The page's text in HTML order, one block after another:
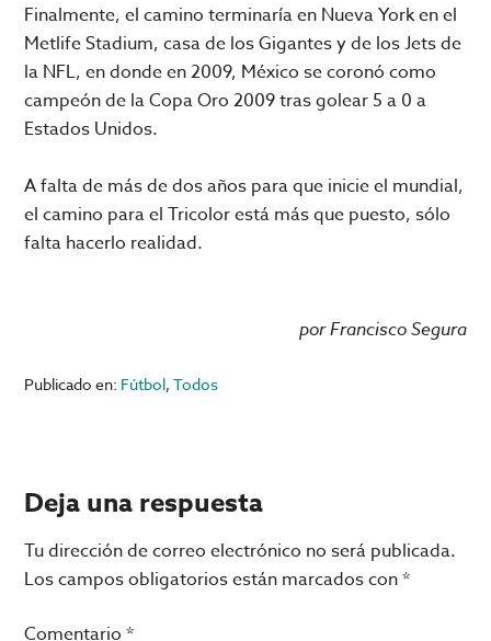
Finalmente, el camino terminaría en Nueva York en el
Metlife Stadium, casa de los Gigantes y de los Jets de
la NFL, en donde en 2009, México se coronó como
campeón de la Copa Oro 2009 tras golear 5 a 0 a
Estados Unidos.
A falta de más de dos años para que inicie el mundial,
el camino para el Tricolor está más que puesto, sólo
falta hacerlo realidad.
por Francisco Segura
Publicado en: Fútbol,Todos
Interacciones
con
los
lectores
Deja una respuesta
Tu dirección de correo electrónico no será publicada.
Los campos obligatorios están marcados con*
Comentario*